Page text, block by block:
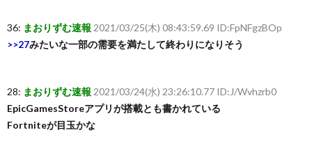
36: まおりずむ速報 2021/03/25(木) 08:43:59.69 ID:FpNFgzBOp
>>27みたいな一部の需要を満たして終わりになりそう
28: まおりずむ速報 2021/03/24(水) 23:26:10.77 ID:J/Wvhzrb0
EpicGamesStoreアプリが搭載とも書かれている
Fortniteが目玉かな